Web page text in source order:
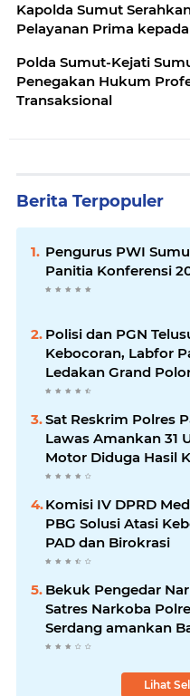
Kapolda Sumut
Pelayanan Prima
Polda Sumut-Kejati
Penegakan Hukum
Transaksional
Berita Terpopuler
Pengurus PWI
Panitia Konferensi
Polisi dan PGN
Kebocoran, Labfor
Ledakan Grand
Akumulasi Gas
Sat Reskrim Polres
Lawas Amankan 31
Motor Diduga Hasil
dari Rumah Warga di
Latong
Komisi IV DPRD
PBG Solusi Atasi
PAD dan Birokrasi
Bekuk Pengedar
Satres Narkoba
Serdang amankan
Lihat